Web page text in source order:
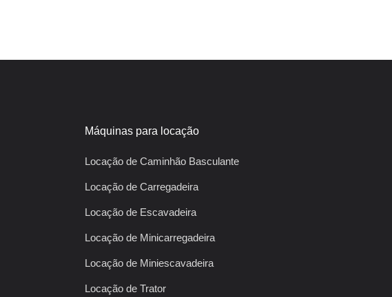
Máquinas para locação
Locação de Caminhão Basculante
Locação de Carregadeira
Locação de Escavadeira
Locação de Minicarregadeira
Locação de Miniescavadeira
Locação de Trator